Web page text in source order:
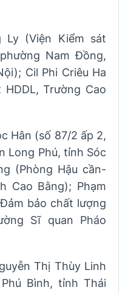
(Viện Kiểm sát
Nam Đồng,
Cil Phi Criêu Ha
Trường Cao
Hân (số 87/2 ấp 2,
Long Phú, tỉnh Sóc
(Phòng Hậu cần-
Cao Bằng); Phạm
bảo chất lượng
Sĩ quan Pháo
Thị Thùy Linh
Bình, tỉnh Thái